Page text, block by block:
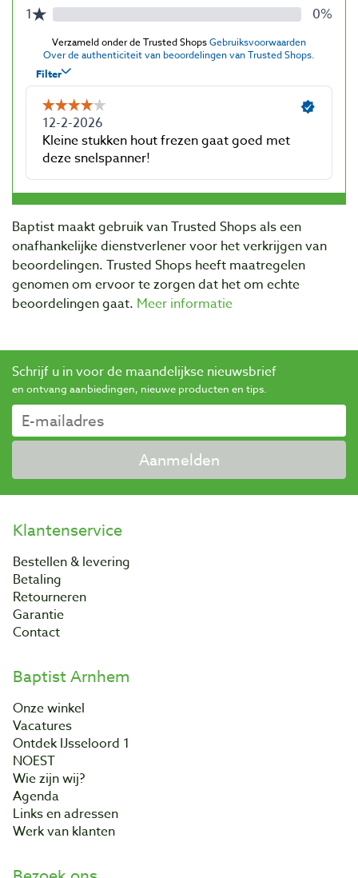
Baptist maakt gebruik van Trusted Shops als een
onafhankelijke dienstverlener voor het verkrijgen van
beoordelingen. Trusted Shops heeft maatregelen
genomen om ervoor te zorgen dat het om echte
beoordelingen gaat. Meer informatie
Schrijf u in voor de maandelijkse nieuwsbrief
en ontvang aanbiedingen, nieuwe producten en tips.
Aanmelden
Klantenservice
Bestellen & levering
Betaling
Retourneren
Garantie
Contact
Baptist Arnhem
Onze winkel
Vacatures
Ontdek IJsseloord 1
NOEST
Wie zijn wij?
Agenda
Links en adressen
Werk van klanten